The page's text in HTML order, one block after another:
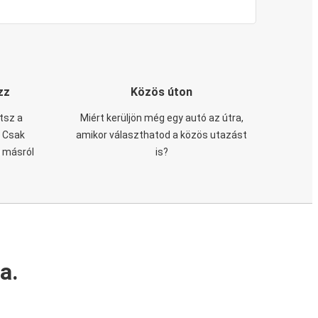
a
Közös úton
Miért kerüljön még egy autó az útra,
amikor választhatod a közös utazást
is?